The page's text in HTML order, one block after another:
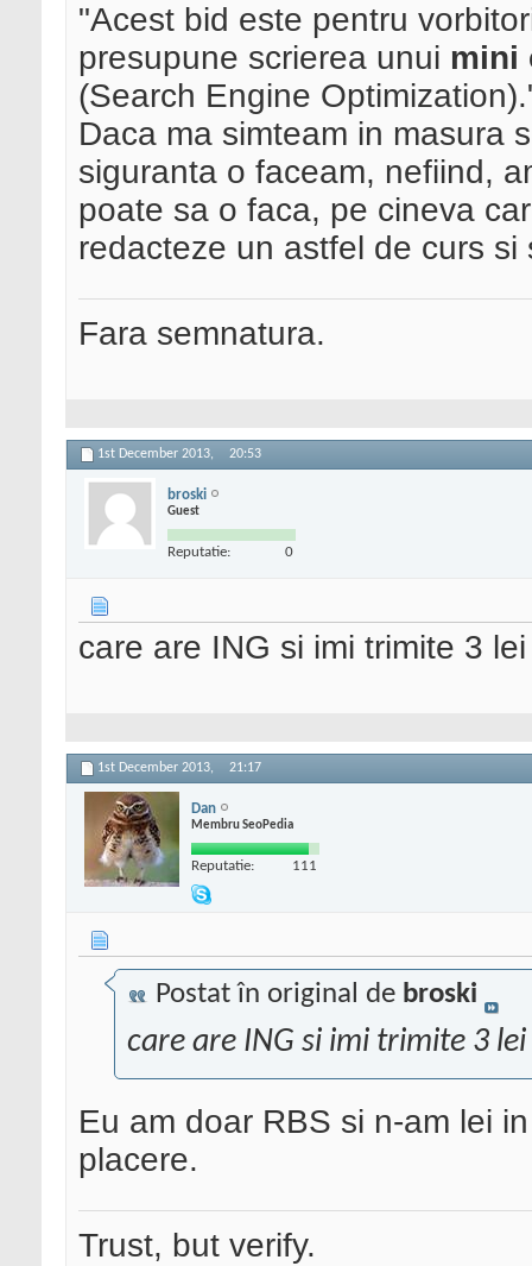
"Acest bid este pentru
presupune scrierea unui mini
(Search Engine
Daca ma simteam in masura
siguranta o faceam, nefiind,
poate sa o faca, pe cineva
redacteze un astfel de curs si
Fara semnatura.
1st December 2013, 20:53
broski
Guest
Reputatie: 0
care are ING si imi trimite 3
1st December 2013, 21:17
Dan
Membru SeoPedia
Reputatie: 111
Postat în original de broski
care are ING si imi trimite 3
Eu am doar RBS si n-am lei
placere.
Trust, but verify.